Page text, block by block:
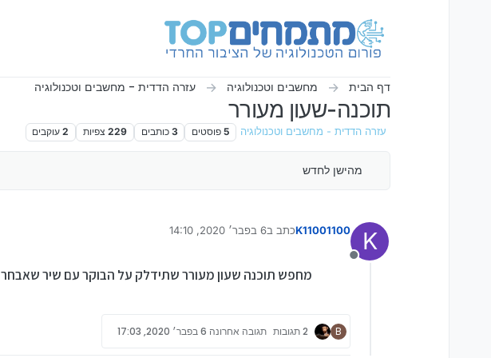
דף הבית מחשבים וטכנולוגיה עזרה הדדית - מחשבים וטכנולוגיה
תוכנה-שעון מעורר
עזרה הדדית - מחשבים וטכנולוגיה 5 פוסטים 3 כותבים 229 צפיות 2 עוקבים
מהישן לחדש
K
מנותק
K11001100כתב ב6 בפבר׳ 2020, 14:10
נערך לאחרונה על ידי
מחפש תוכנה שעון מעורר שתידלק על הבוקר עם שיר שאבחר
B 2 תגובות תגובה אחרונה 6 בפבר׳ 2020, 17:03